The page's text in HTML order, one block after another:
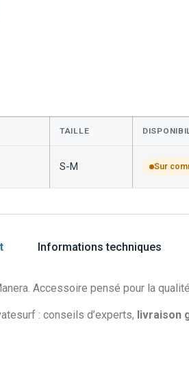
TAILLE
S-M Sur
Informations techniques
Accessoire pensé pour la
: conseils d’experts, livraison